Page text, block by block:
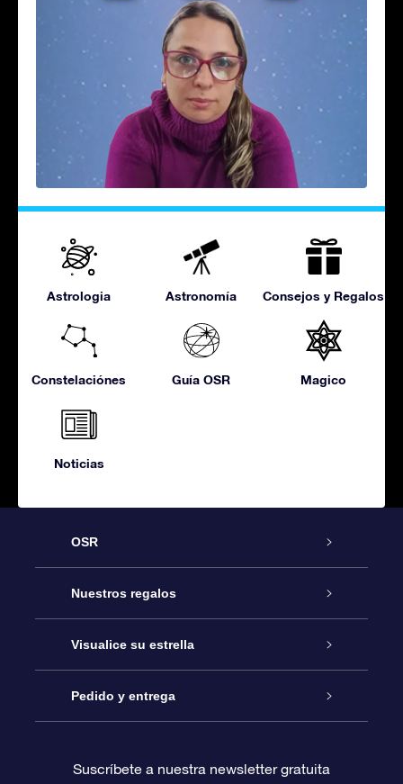
Astrologia Astronomía Consejos y Regalos
Constelaciónes Guía OSR Magico
Noticias
OSR
Atención
Contáctanos
Blog
Nuestros regalos
Regalo Estrella Online
Paquete de Regalo OSR
Visualice su estrella
Registro estelar
Pedido y entrega
Suscríbete a nuestra newsletter gratuita